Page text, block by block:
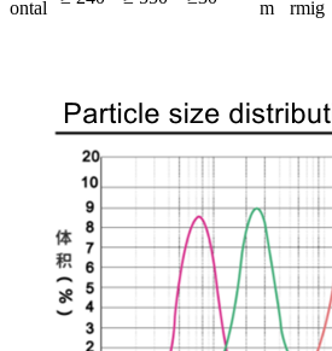
ontal
m
rmig